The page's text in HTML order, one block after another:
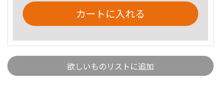
カートに入れる
欲しいものリストに追加